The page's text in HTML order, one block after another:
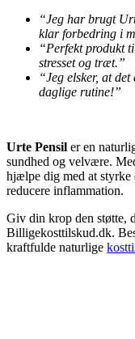
“Jeg har brugt
klar forbedring i
“Perfekt produkt
stresset og træt.”
“Jeg elsker, at
daglige rutine!”
Urte Pensil er en
sundhed og velvære.
hjælpe dig med at styrke
reducere inflammation.
Giv din krop den støtte,
Billigekosttilskud.dk.
kraftfulde naturlige